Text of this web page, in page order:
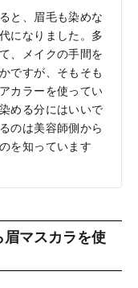
と、眉毛も染めな
になりました。多
、メイクの手間を
ですが、そもそも
カラーを使ってい
める分にはいいで
のは美容師側から
を知っています
マスカラを使